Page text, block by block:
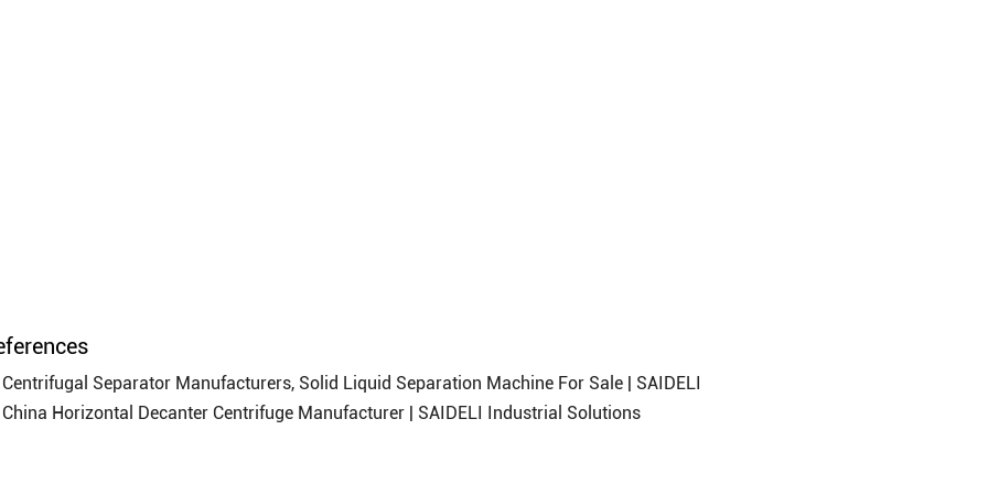
Centrifugal Separator Manufacturers, Solid Liquid Separation Machine For Sale | SAIDELI
China Horizontal Decanter Centrifuge Manufacturer | SAIDELI Industrial Solutions